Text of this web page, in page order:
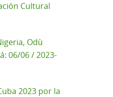
Cultural
Odù
06/06 / 2023-
2023 por la